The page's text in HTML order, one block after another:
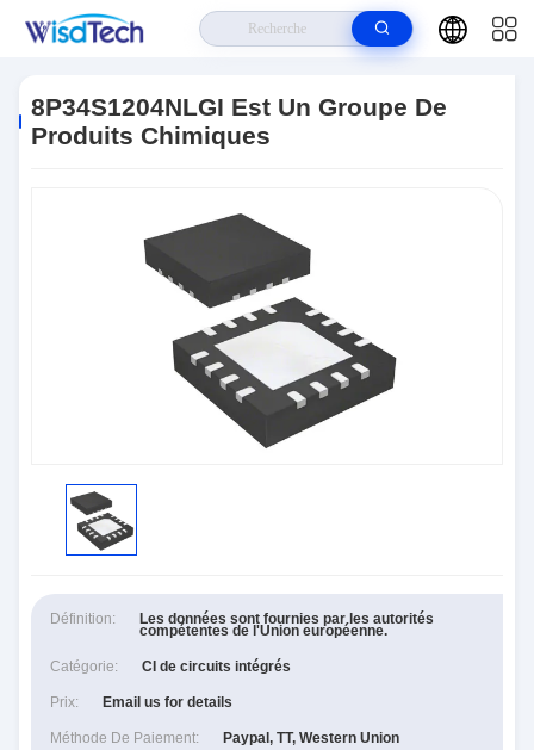
Groupe De Produits Chimiques
8P34S1204NLGI Est Un Groupe De
Produits Chimiques
Définition: Les données sont fournies par les autorités
compétentes de l'Union européenne.
Catégorie: CI de circuits intégrés
Prix: Email us for details
Méthode De Paiement: Paypal, TT, Western Union